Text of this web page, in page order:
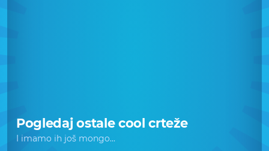
Pogledaj ostale cool crteže
I imamo ih još mongo...